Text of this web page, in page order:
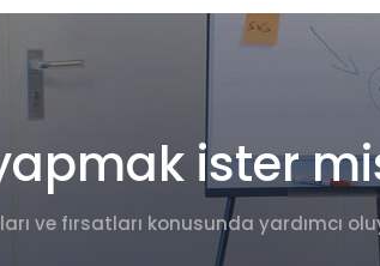
ister
ve fırsatları konusunda yardımcı